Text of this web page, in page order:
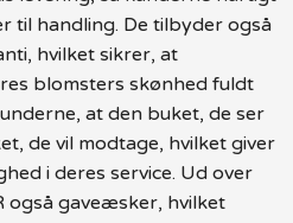
til handling. De tilbyder også
hvilket sikrer, at
blomsters skønhed fuldt
at den buket, de ser
de vil modtage, hvilket giver
i deres service. Ud over
også gaveæsker, hvilket